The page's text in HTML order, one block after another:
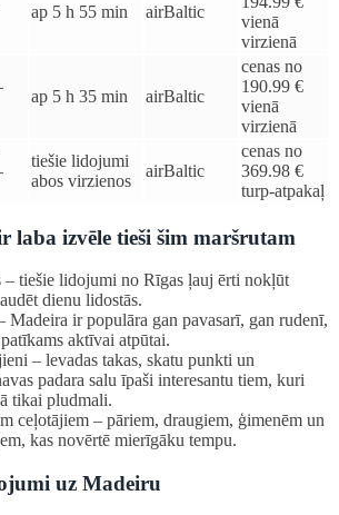
ap 5 h 55 min airBaltic
vienā
virzienā
ap 5 h 35 min airBaltic
cenas no
190.99 €
vienā
virzienā
tiešie lidojumi
abos virzienos
airBaltic
cenas no
369.98 €
turp-atpakaļ
laba izvēle tieši šim maršrutam
– tiešie lidojumi no Rīgas ļauj ērti nokļūt
dienu lidostās.
Madeira ir populāra gan pavasarī, gan rudenī,
aktīvai atpūtai.
– levadas takas, skatu punkti un
padara salu īpaši interesantu tiem, kuri
tikai pludmali.
ceļotājiem – pāriem, draugiem, ģimenēm un
kas novērtē mierīgāku tempu.
uz Madeiru